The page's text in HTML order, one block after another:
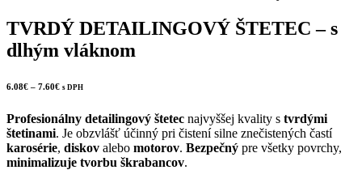
TVRDÝ DETAILINGOVÝ ŠTETEC – s
dlhým vláknom
6.08€ – 7.60€Price
through
7.60€
s DPH
Profesionálny detailingový štetec najvyššej kvality s tvrdými
štetinami. Je obzvlášť účinný pri čistení silne znečistených častí
karosérie, diskov alebo motorov. Bezpečný pre všetky povrchy,
minimalizuje tvorbu škrabancov.